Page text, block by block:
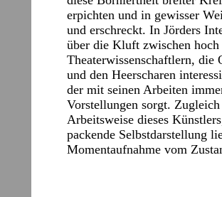
erpichten und in gewisser
und erschreckt. In Jörders
über die Kluft zwischen
Theaterwissenschaftlern, die
und den Heerscharen
der mit seinen Arbeiten
Vorstellungen sorgt.
Arbeitsweise dieses
packende Selbstdarstellung
Momentaufnahme vom